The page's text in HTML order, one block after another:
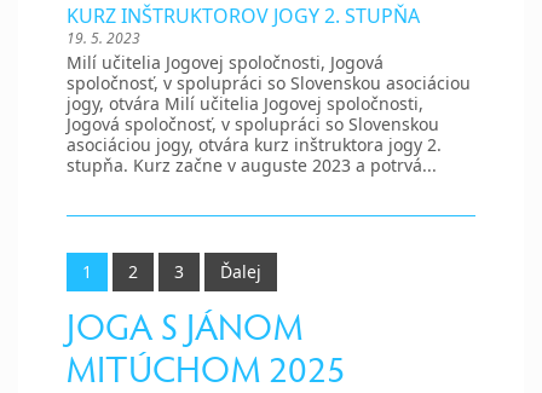
KURZ INŠTRUKTOROV JOGY 2. STUPŇA
19. 5. 2023
Milí učitelia Jogovej spoločnosti, Jogová
spoločnosť, v spolupráci so Slovenskou asociáciou
jogy, otvára Milí učitelia Jogovej spoločnosti,
Jogová spoločnosť, v spolupráci so Slovenskou
asociáciou jogy, otvára kurz inštruktora jogy 2.
stupňa. Kurz začne v auguste 2023 a potrvá...
1 2 3 Ďalej
JOGA S JÁNOM
MITÚCHOM 2025